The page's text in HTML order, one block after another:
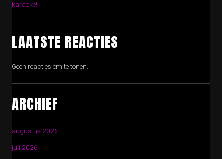
karaoke!
LAATSTE REACTIES
Geen reacties om te tonen.
ARCHIEF
augustus 2026
juli 2026